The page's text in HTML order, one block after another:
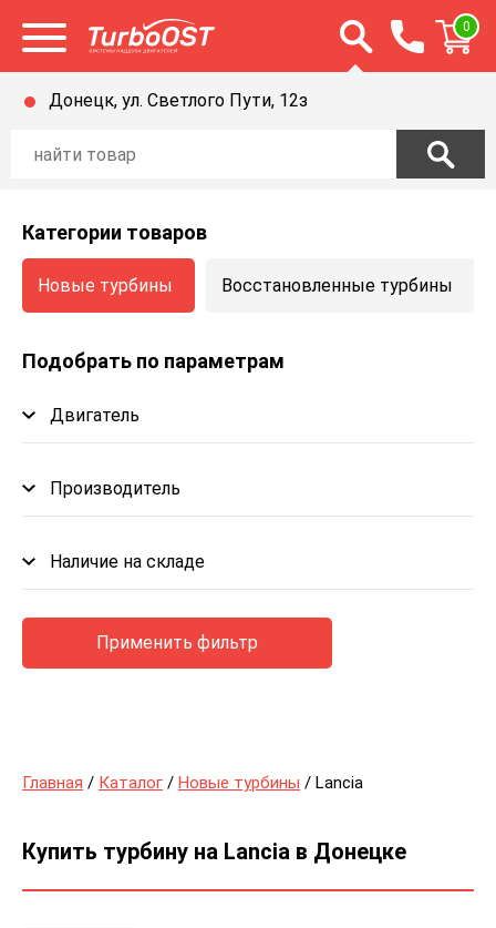
Открыть меню Открыть строку
0
Донецк, ул. Светлого Пути, 12з
Категории товаров
Новые турбины Восстановленные турбины
Подобрать по параметрам
Двигатель
Производитель
Наличие на складе
Применить фильтр
Главная / Каталог / Новые турбины / Lancia
Купить турбину на Lancia в Донецке